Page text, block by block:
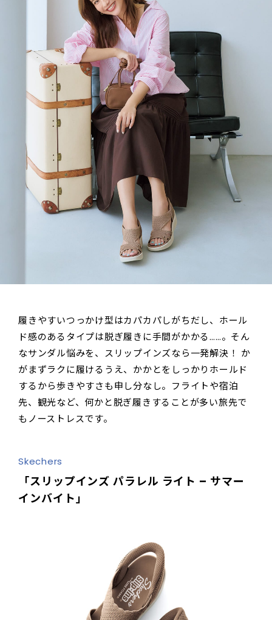
履きやすいつっかけ型はカパカパしがちだし、ホール
ド感のあるタイプは脱ぎ履きに手間がかかる……。そん
なサンダル悩みを、スリップインズなら一発解決！ か
がまずラクに履けるうえ、かかとをしっかりホールド
するから歩きやすさも申し分なし。フライトや宿泊
先、観光など、何かと脱ぎ履きすることが多い旅先で
もノーストレスです。
Skechers
「スリップインズ パラレル ライト – サマー
インバイト」